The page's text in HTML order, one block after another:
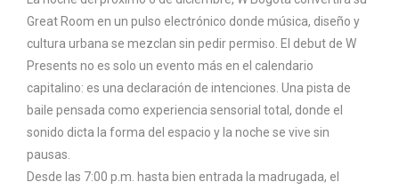
Great Room en un pulso electrónico donde música, diseño y
cultura urbana se mezclan sin pedir permiso. El debut de W
Presents no es solo un evento más en el calendario
capitalino: es una declaración de intenciones. Una pista de
baile pensada como experiencia sensorial total, donde el
sonido dicta la forma del espacio y la noche se vive sin
pausas.
Desde las 7:00 p.m. hasta bien entrada la madrugada, el